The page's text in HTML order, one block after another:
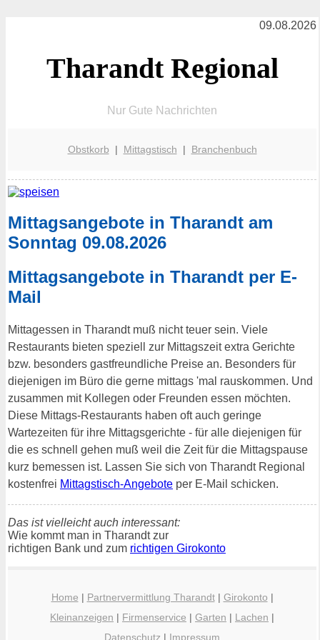
09.08.2026
Tharandt Regional
Nur Gute Nachrichten
Obstkorb | Mittagstisch | Branchenbuch
Mittagsangebote in Tharandt am
Sonntag 09.08.2026
Mittagsangebote in Tharandt per E-
Mail
Mittagessen in Tharandt muß nicht teuer sein. Viele
Restaurants bieten speziell zur Mittagszeit extra Gerichte
bzw. besonders gastfreundliche Preise an. Besonders für
diejenigen im Büro die gerne mittags 'mal rauskommen. Und
zusammen mit Kollegen oder Freunden essen möchten.
Diese Mittags-Restaurants haben oft auch geringe
Wartezeiten für ihre Mittagsgerichte - für alle diejenigen für
die es schnell gehen muß weil die Zeit für die Mittagspause
kurz bemessen ist. Lassen Sie sich von Tharandt Regional
kostenfrei Mittagstisch-Angebote per E-Mail schicken.
Das ist vielleicht auch interessant:
Wie kommt man in Tharandt zur
richtigen Bank und zum richtigen Girokonto
Home | Partnervermittlung Tharandt| Girokonto |
Kleinanzeigen | Firmenservice | Garten | Lachen |
Datenschutz | Impressum